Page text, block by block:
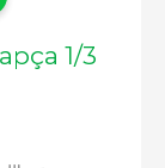
1/3